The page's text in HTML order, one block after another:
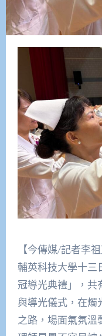
【今傳媒/記者李祖
輔英科技大學十三
冠導光典禮」，共
與導光儀式，在燭
之路，場面氣氛溫